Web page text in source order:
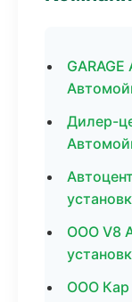
Дилер-
ООО V8
ООО Кар